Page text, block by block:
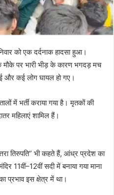
को एक दर्दनाक हादसा हुआ।
मौके पर भारी भीड़ के कारण भगदड़ मच
और कई लोग घायल हो गए।
में भर्ती कराया गया है। मृतकों की
महिलाएं शामिल हैं।
तिरुपति” भी कहते हैं, आंध्र प्रदेश का
11वीं–12वीं सदी में बनाया गया माना
प्रभाव इस क्षेत्र में था।